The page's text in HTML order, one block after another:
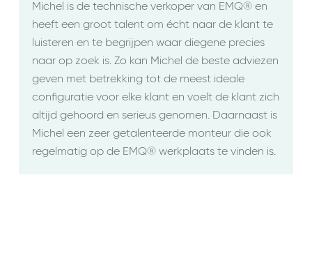
Michel is de technische verkoper van EMQ® en
heeft een groot talent om écht naar de klant te
luisteren en te begrijpen waar diegene precies
naar op zoek is. Zo kan Michel de beste adviezen
geven met betrekking tot de meest ideale
configuratie voor elke klant en voelt de klant zich
altijd gehoord en serieus genomen. Daarnaast is
Michel een zeer getalenteerde monteur die ook
regelmatig op de EMQ® werkplaats te vinden is.